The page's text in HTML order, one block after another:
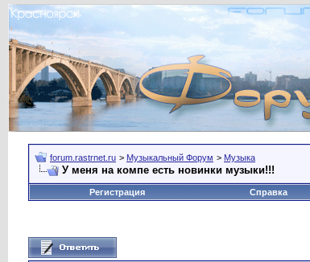
forum.rastrnet.ru > Музыкальный Форум > Музыка
У меня на компе есть новинки музыки!!!
Регистрация
Справка